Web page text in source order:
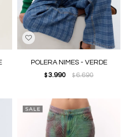
POLERA NIMES - VERDE
$ 3.990 $6.690